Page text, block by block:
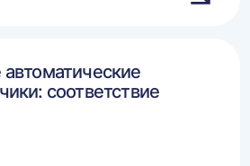
соответствие